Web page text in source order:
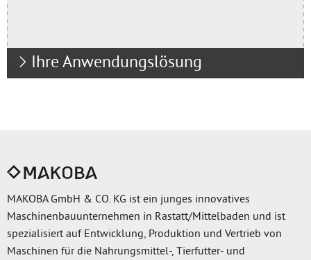
Ihre Anwendungslösung
MAKOBA GmbH & CO. KG ist ein junges innovatives
Maschinenbauunternehmen in Rastatt/Mittelbaden und ist
spezialisiert auf Entwicklung, Produktion und Vertrieb von
Maschinen für die Nahrungsmittel-, Tierfutter- und